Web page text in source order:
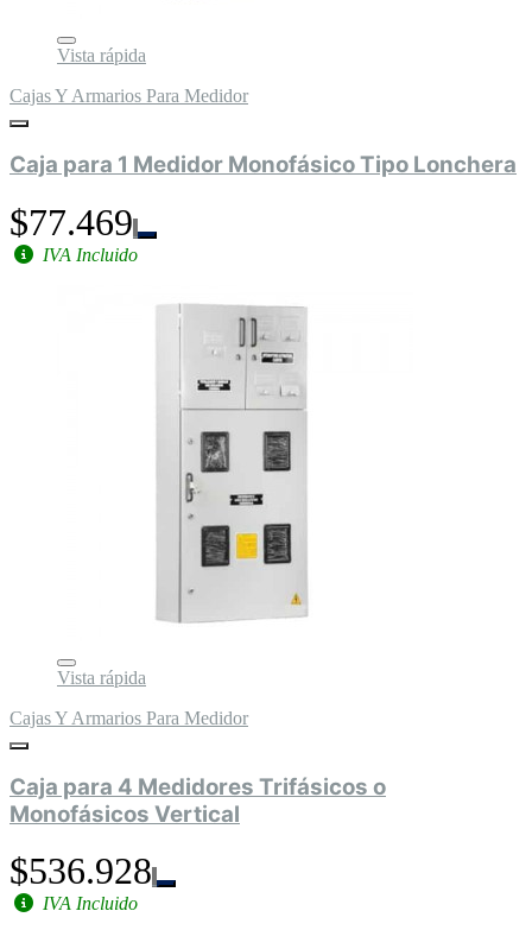
Vista rápida
Cajas Y Armarios Para Medidor
Caja para 1 Medidor Monofásico Tipo Lonchera
$77.469
IVA Incluido
Vista rápida
Cajas Y Armarios Para Medidor
Caja para 4 Medidores Trifásicos o
Monofásicos Vertical
$536.928
IVA Incluido